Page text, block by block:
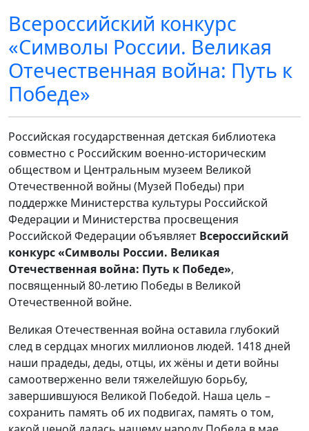
Всероссийский конкурс
«Символы России. Великая
Отечественная война: Путь к
Победе»
Российская государственная детская библиотека
совместно с Российским военно-историческим
обществом и Центральным музеем Великой
Отечественной войны (Музей Победы) при
поддержке Министерства культуры Российской
Федерации и Министерства просвещения
Российской Федерации объявляет Всероссийский
конкурс «Символы России. Великая
Отечественная война: Путь к Победе»,
посвященный 80-летию Победы в Великой
Отечественной войне.
Великая Отечественная война оставила глубокий
след в сердцах многих миллионов людей. 1418 дней
наши прадеды, деды, отцы, их жёны и дети войны
самоотверженно вели тяжелейшую борьбу,
завершившуюся Великой Победой. Наша цель –
сохранить память об их подвигах, память о том,